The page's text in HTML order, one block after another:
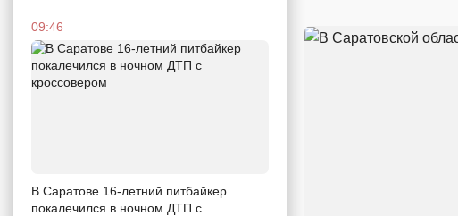
09:46
В Саратове 16-летний питбайкер
покалечился в ночном ДТП с